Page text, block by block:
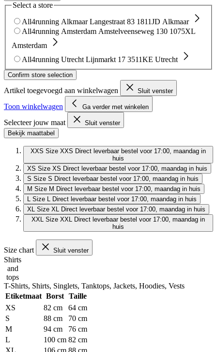
Select a store
All4running Alkmaar Langestraat 83 1811JD Alkmaar
All4running Amsterdam Amstelveenseweg 130 1075XL
Amsterdam
All4running Utrecht Lijnmarkt 17 3511KE Utrecht
Confirm store selection
Artikel toegevoegd aan winkelwagen Sluit venster
Toon winkelwagen Ga verder met winkelen
Selecteer jouw maat
Sluit venster
Bekijk maattabel
XXS Size XXS Direct leverbaar bestel voor 17:00, maandag in
huis
XS Size XS Direct leverbaar bestel voor 17:00, maandag in huis
S Size S Direct leverbaar bestel voor 17:00, maandag in huis
M Size M Direct leverbaar bestel voor 17:00, maandag in huis
L Size L Direct leverbaar bestel voor 17:00, maandag in huis
XL Size XL Direct leverbaar bestel voor 17:00, maandag in huis
XXL Size XXL Direct leverbaar bestel voor 17:00, maandag in
huis
Size chart Sluit venster
Shirts
and
tops
T-Shirts, Shirts, Singlets, Tanktops, Jackets, Hoodies, Vests
Etiketmaat Borst Taille
XS
82 cm
64 cm
S
88 cm
70 cm
M
94 cm
76 cm
L
100 cm 82 cm